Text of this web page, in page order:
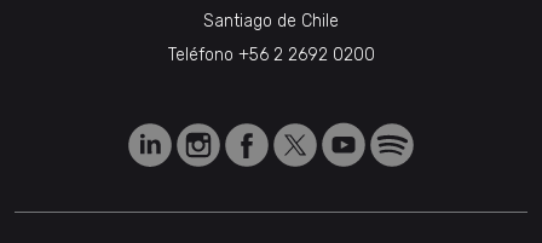
Santiago de Chile
Teléfono +56 2 2692 0200